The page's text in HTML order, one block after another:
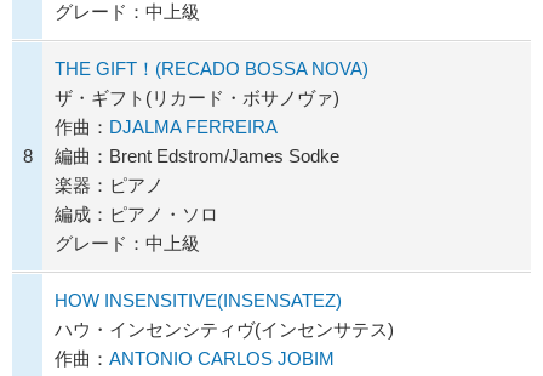
グレード：中上級
8
THE GIFT！(RECADO BOSSA NOVA)
ザ・ギフト(リカード・ボサノヴァ)
作曲： DJALMA FERREIRA
編曲：Brent Edstrom/James Sodke
楽器：ピアノ
編成：ピアノ・ソロ
グレード：中上級
HOW INSENSITIVE(INSENSATEZ)
ハウ・インセンシティヴ(インセンサテス)
作曲： ANTONIO CARLOS JOBIM